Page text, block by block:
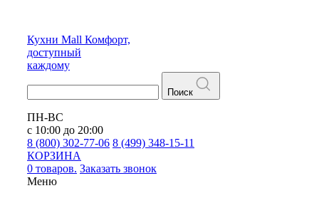
Кухни Mall Комфорт,
доступный
каждому
Поиск
ПН-ВС
с 10:00 до 20:00
8 (800) 302-77-06 8 (499) 348-15-11
КОРЗИНА
0 товаров. Заказать звонок
Меню